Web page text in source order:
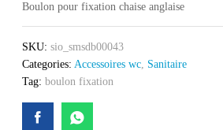
Boulon pour fixation chaise anglaise
SKU: sio_smsdb00043
Categories: Accessoires wc, Sanitaire
Tag: boulon fixation